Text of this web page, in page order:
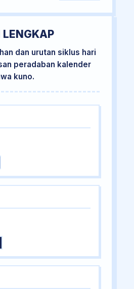
dan urutan siklus hari
peradaban kalender
kuno.